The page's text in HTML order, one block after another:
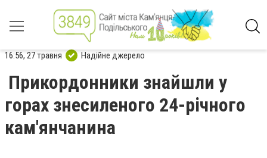
16:56, 27 травня Надійне джерело
Прикордонники знайшли у
горах знесиленого 24-річного
кам'янчанина